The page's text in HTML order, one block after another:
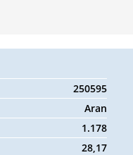
250595
Aran
1.178
28,17